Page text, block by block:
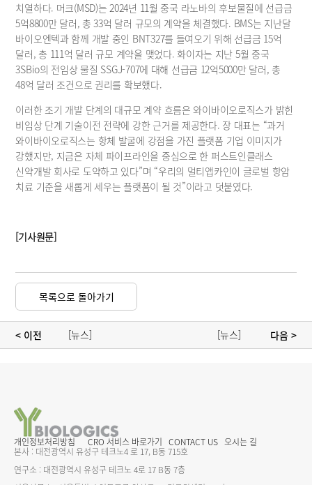
치열하다. 머크(MSD)는 2024년 11월 중국 라노바의 후보물질에 선급금
5억8800만 달러, 총 33억 달러 규모의 계약을 체결했다. BMS는 지난달
바이오엔텍과 함께 개발 중인 BNT327를 들여오기 위해 선급금 15억
달러, 총 111억 달러 규모 계약을 맺었다. 화이자는 지난 5월 중국
3SBio의 전임상 물질 SSGJ‑707에 대해 선급금 12억5000만 달러, 총
48억 달러 조건으로 권리를 확보했다.
이러한 조기 개발 단계의 대규모 계약 흐름은 와이바이오로직스가 밝힌
비임상 단계 기술이전 전략에 강한 근거를 제공한다. 장 대표는 “과거
와이바이오로직스는 항체 발굴에 강점을 가진 플랫폼 기업 이미지가
강했지만, 지금은 자체 파이프라인을 중심으로 한 퍼스트인클래스
신약개발 회사로 도약하고 있다”며 “우리의 멀티앱카인이 글로벌 항암
치료 기준을 새롭게 세우는 플랫폼이 될 것”이라고 덧붙였다.
[기사원문]
목록으로 돌아가기
< 이전
[뉴스]
와이바이오로직스
[뉴스]
와이바이오로직스,
다음 >
개인정보처리방침 CRO 서비스 바로가기 CONTACT US 오시는 길
본사 : 대전광역시 유성구 테크노4 로 17, B동 715호
연구소 : 대전광역시 유성구 테크노 4로 17 B동 7층